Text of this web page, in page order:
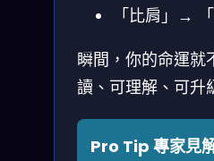
「比肩」→
瞬間，你的命運就
讀、可理解、可升
Pro Tip 專家見